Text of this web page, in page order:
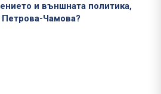
и външната политика,
Чамова?